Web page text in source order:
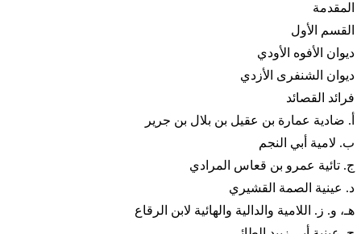
المقدمة
القسم الأول
ديوان الأفوه الأودي
ديوان الشنفرى الأزدي
فرائد القصائد
أ. ضادية عمارة بن عقيل بن بلال بن جرير
ب. لامية أبي النجم
ج. تائية عمرو بن قعاس المرادي
د. عينية الصمة القشيري
هـ، و. ز. اللامية والدالية والهائية لابن الرقاع